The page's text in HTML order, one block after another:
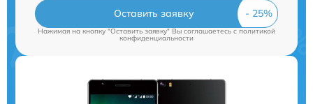
Оставить заявку
Нажимая на кнопку "Оставить заявку" Вы соглашаетесь c политикой
конфиденциальности